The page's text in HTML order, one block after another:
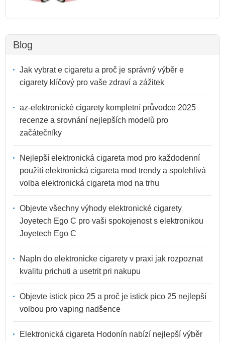
Blog
Jak vybrat e cigaretu a proč je správný výběr e
cigarety klíčový pro vaše zdraví a zážitek
az-elektronické cigarety kompletní průvodce 2025
recenze a srovnání nejlepších modelů pro
začátečníky
Nejlepší elektronická cigareta mod pro každodenní
použití elektronická cigareta mod trendy a spolehlivá
volba elektronická cigareta mod na trhu
Objevte všechny výhody elektronické cigarety
Joyetech Ego C pro vaši spokojenost s elektronikou
Joyetech Ego C
Napln do elektronicke cigarety v praxi jak rozpoznat
kvalitu prichuti a usetrit pri nakupu
Objevte istick pico 25 a proč je istick pico 25 nejlepší
volbou pro vaping nadšence
Elektronická cigareta Hodonín nabízí nejlepší výběr